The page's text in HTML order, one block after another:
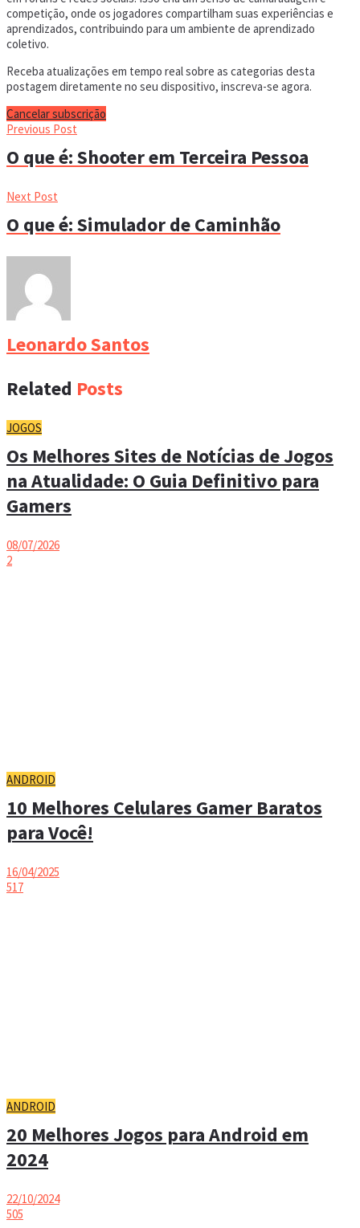
competição, onde os jogadores compartilham suas experiências e
aprendizados, contribuindo para um ambiente de aprendizado
coletivo.
Receba atualizações em tempo real sobre as categorias desta
postagem diretamente no seu dispositivo, inscreva-se agora.
Cancelar subscrição
Previous Post
O que é: Shooter em Terceira Pessoa
Next Post
O que é: Simulador de Caminhão
Leonardo Santos
Related Posts
JOGOS
Os Melhores Sites de Notícias de Jogos
na Atualidade: O Guia Definitivo para
Gamers
08/07/2026
2
ANDROID
10 Melhores Celulares Gamer Baratos
para Você!
16/04/2025
517
ANDROID
20 Melhores Jogos para Android em
2024
22/10/2024
505